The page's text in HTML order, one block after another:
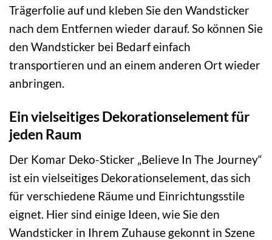
Trägerfolie auf und kleben Sie den Wandsticker
nach dem Entfernen wieder darauf. So können Sie
den Wandsticker bei Bedarf einfach
transportieren und an einem anderen Ort wieder
anbringen.
Ein vielseitiges Dekorationselement für
jeden Raum
Der Komar Deko-Sticker „Believe In The Journey“
ist ein vielseitiges Dekorationselement, das sich
für verschiedene Räume und Einrichtungsstile
eignet. Hier sind einige Ideen, wie Sie den
Wandsticker in Ihrem Zuhause gekonnt in Szene